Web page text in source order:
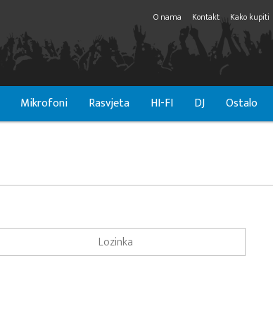
O nama Kontakt Kako kupiti
Mikrofoni Rasvjeta HI-FI DJ Ostalo